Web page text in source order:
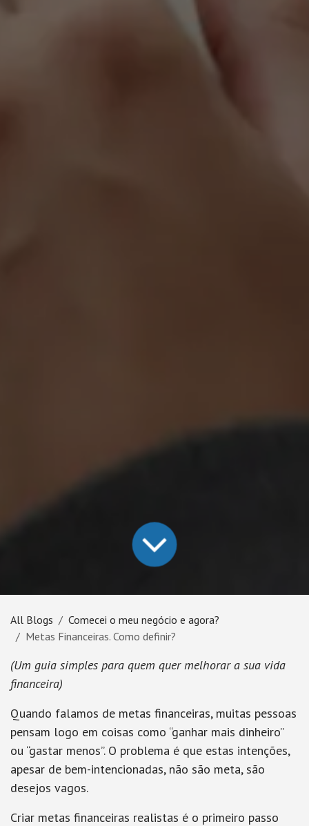
All Blogs
Comecei o meu negócio e agora?
Metas Financeiras. Como definir?
(Um guia simples para quem quer melhorar a sua vida
financeira)
Quando falamos de metas financeiras, muitas pessoas
pensam logo em coisas como “ganhar mais dinheiro”
ou “gastar menos”. O problema é que estas intenções,
apesar de bem-intencionadas, não são meta, são
desejos vagos.
Criar metas financeiras realistas é o primeiro passo